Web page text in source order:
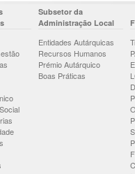
Subsetor da
Administração Local
Entidades Autárquicas
Recursos Humanos
Prémio Autárquico
Boas Práticas